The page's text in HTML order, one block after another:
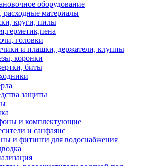
оборудование
расходные материалы
круги, пилы
головки
и плашки, держатели, клуппы
коронки
биты
защиты
и комплектующие
и санфаянс
и фитинги для водоснабжения